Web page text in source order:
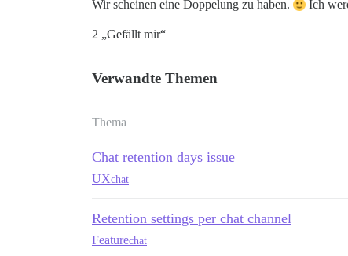
Wir scheinen eine Doppelung zu haben. Ich
2 „Gefällt mir“
Verwandte Themen
Thema
Chat retention days issue
UXchat
Retention settings per chat channel
Featurechat